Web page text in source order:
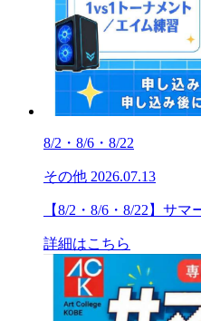
8/2・8/6・8/22
その他 2026.07.13
【8/2・8/6・8/22】サマ
詳細はこちら